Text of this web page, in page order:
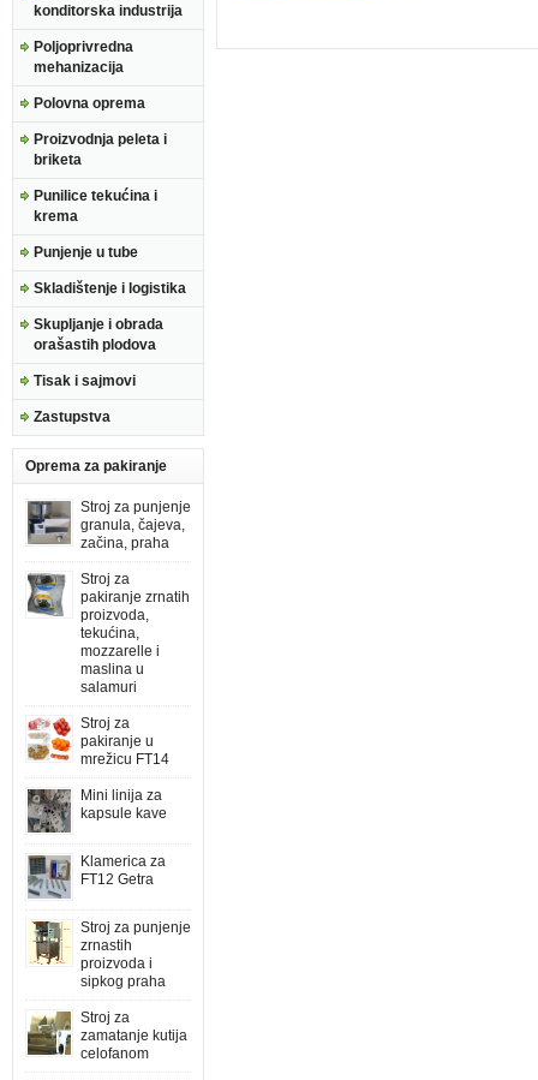
konditorska industrija
Poljoprivredna
mehanizacija
Polovna oprema
Proizvodnja peleta i
briketa
Punilice tekućina i
krema
Punjenje u tube
Skladištenje i logistika
Skupljanje i obrada
orašastih plodova
Tisak i sajmovi
Zastupstva
Oprema za pakiranje
Stroj za punjenje
granula, čajeva,
začina, praha
Stroj za
pakiranje zrnatih
proizvoda,
tekućina,
mozzarelle i
maslina u
salamuri
Stroj za
pakiranje u
mrežicu FT14
Mini linija za
kapsule kave
Klamerica za
FT12 Getra
Stroj za punjenje
zrnastih
proizvoda i
sipkog praha
Stroj za
zamatanje kutija
celofanom